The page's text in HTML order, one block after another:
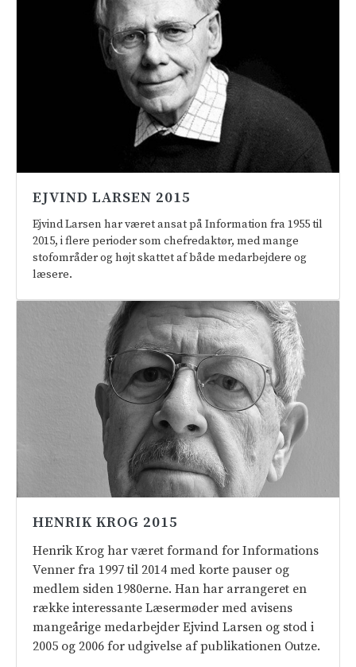
EJVIND LARSEN 2015
Ejvind Larsen har været ansat på Information fra 1955 til
2015, i flere perioder som chefredaktør, med mange
stofområder og højt skattet af både medarbejdere og
læsere.
HENRIK KROG 2015
Henrik Krog har været formand for Informations
Venner fra 1997 til 2014 med korte pauser og
medlem siden 1980erne. Han har arrangeret en
række interessante Læsermøder med avisens
mangeårige medarbejder Ejvind Larsen og stod i
2005 og 2006 for udgivelse af publikationen Outze.